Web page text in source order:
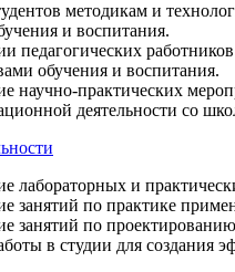
методикам и
и воспитания.
педагогических
обучения и воспитания.
научно-практических
деятельности со
лабораторных и
занятий по практике
занятий по
в студии для создания